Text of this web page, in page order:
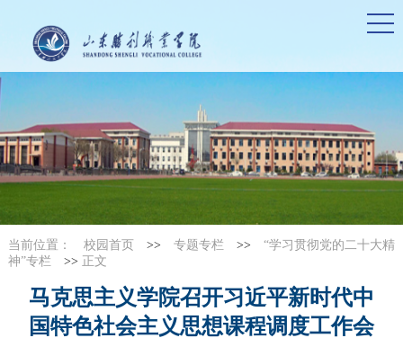
当前位置： 校园首页 >> 专题专栏 >>
“学习贯彻党的二十大精
神”专栏
>> 正文
马克思主义学院召开习近平新时代中
国特色社会主义思想课程调度工作会